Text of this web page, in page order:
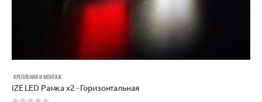
КРЕПЛЕНИЯ И МОНТАЖ
IZE LED Рамка х2 - Горизонтальная